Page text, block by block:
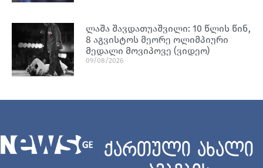
ლაშა შავდათუაშვილი: 10 წლის წინ,
8 აგვისტოს მეორე ოლიმპიური
მედალი მოვიპოვე (ვიდეო)
09/08/2026
ქართული ახალი